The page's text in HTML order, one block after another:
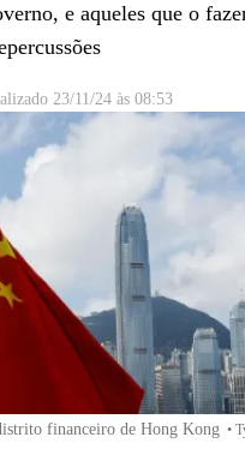
e aqueles que o
23/11/24 às 08:53
financeiro de Hong Kong •